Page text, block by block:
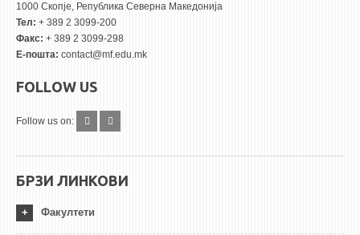
1000 Скопје, Република Северна Македонија
Тел: + 389 2 3099-200
Факс: + 389 2 3099-298
Е-пошта: contact@mf.edu.mk
FOLLOW US
Follow us on:
БРЗИ ЛИНКОВИ
Факултети